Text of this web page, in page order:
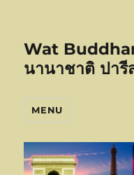
Wat
นานาชาติ ปารี
MENU